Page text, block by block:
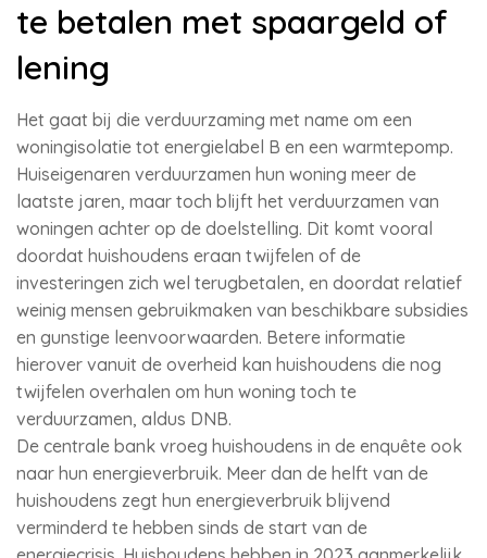
te betalen met spaargeld of
lening
Het gaat bij die verduurzaming met name om een
woningisolatie tot energielabel B en een warmtepomp.
Huiseigenaren verduurzamen hun woning meer de
laatste jaren, maar toch blijft het verduurzamen van
woningen achter op de doelstelling. Dit komt vooral
doordat huishoudens eraan twijfelen of de
investeringen zich wel terugbetalen, en doordat relatief
weinig mensen gebruikmaken van beschikbare subsidies
en gunstige leenvoorwaarden. Betere informatie
hierover vanuit de overheid kan huishoudens die nog
twijfelen overhalen om hun woning toch te
verduurzamen, aldus DNB.
De centrale bank vroeg huishoudens in de enquête ook
naar hun energieverbruik. Meer dan de helft van de
huishoudens zegt hun energieverbruik blijvend
verminderd te hebben sinds de start van de